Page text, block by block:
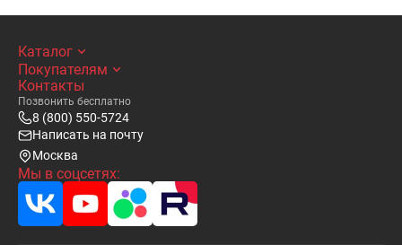
Каталог
Покупателям
Контакты
Позвонить бесплатно
8 (800) 550-5724
Написать на почту
Москва
Мы в соцсетях: